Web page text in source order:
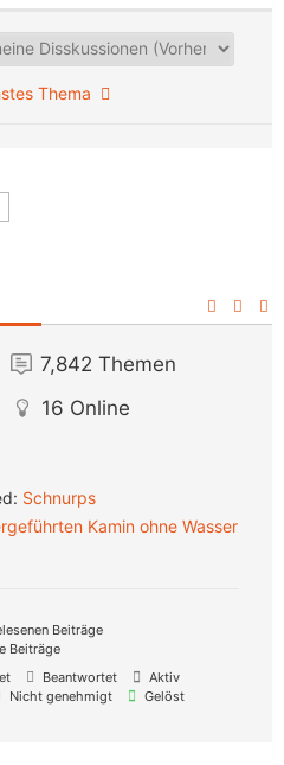
Thema
7,842 Themen
16 Online
Schnurps
Kamin ohne Wasser
Beiträge
Beiträge
Beantwortet
Aktiv
Nicht genehmigt
Gelöst